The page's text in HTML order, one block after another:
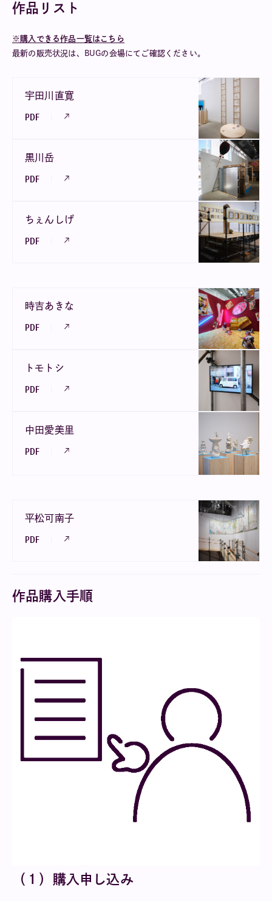
作品リスト
※購入できる作品一覧はこちら
最新の販売状況は、BUGの会場にてご確認ください。
宇田川直寛
PDF
黒川岳
PDF
ちぇんしげ
PDF
時吉あきな
PDF
トモトシ
PDF
中田愛美里
PDF
平松可南子
PDF
作品購入手順
（１）購入申し込み